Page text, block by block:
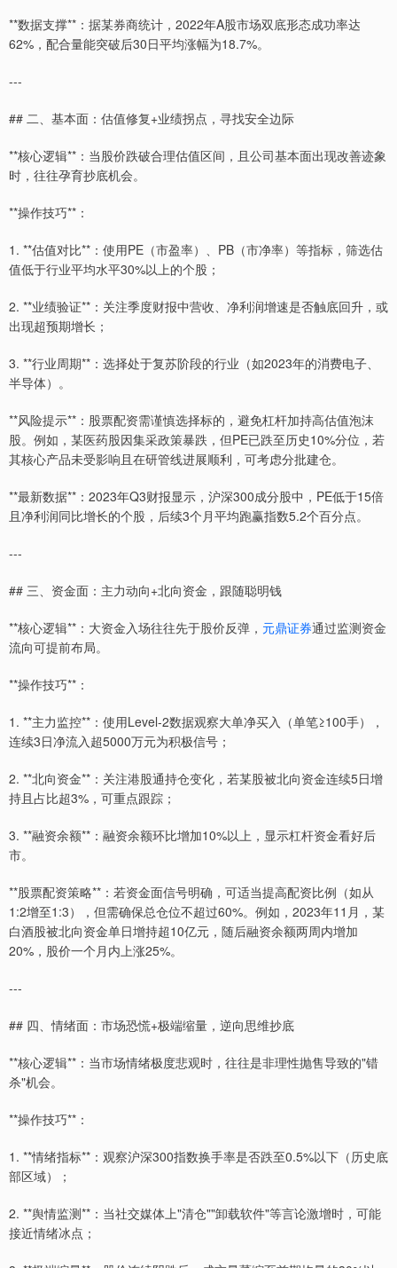
**数据支撑**：据某券商统计，2022年A股市场双底形态成功率达
62%，配合量能突破后30日平均涨幅为18.7%。
---
## 二、基本面：估值修复+业绩拐点，寻找安全边际
**核心逻辑**：当股价跌破合理估值区间，且公司基本面出现改善迹象
时，往往孕育抄底机会。
**操作技巧**：
1. **估值对比**：使用PE（市盈率）、PB（市净率）等指标，筛选估
值低于行业平均水平30%以上的个股；
2. **业绩验证**：关注季度财报中营收、净利润增速是否触底回升，或
出现超预期增长；
3. **行业周期**：选择处于复苏阶段的行业（如2023年的消费电子、
半导体）。
**风险提示**：股票配资需谨慎选择标的，避免杠杆加持高估值泡沫
股。例如，某医药股因集采政策暴跌，但PE已跌至历史10%分位，若
其核心产品未受影响且在研管线进展顺利，可考虑分批建仓。
**最新数据**：2023年Q3财报显示，沪深300成分股中，PE低于15倍
且净利润同比增长的个股，后续3个月平均跑赢指数5.2个百分点。
---
## 三、资金面：主力动向+北向资金，跟随聪明钱
**核心逻辑**：大资金入场往往先于股价反弹， 元鼎证券通过监测资金
流向可提前布局。
**操作技巧**：
1. **主力监控**：使用Level-2数据观察大单净买入（单笔≥100手），
连续3日净流入超5000万元为积极信号；
2. **北向资金**：关注港股通持仓变化，若某股被北向资金连续5日增
持且占比超3%，可重点跟踪；
3. **融资余额**：融资余额环比增加10%以上，显示杠杆资金看好后
市。
**股票配资策略**：若资金面信号明确，可适当提高配资比例（如从
1:2增至1:3），但需确保总仓位不超过60%。例如，2023年11月，某
白酒股被北向资金单日增持超10亿元，随后融资余额两周内增加
20%，股价一个月内上涨25%。
---
## 四、情绪面：市场恐慌+极端缩量，逆向思维抄底
**核心逻辑**：当市场情绪极度悲观时，往往是非理性抛售导致的"错
杀"机会。
**操作技巧**：
1. **情绪指标**：观察沪深300指数换手率是否跌至0.5%以下（历史底
部区域）；
2. **舆情监测**：当社交媒体上"清仓""卸载软件"等言论激增时，可能
接近情绪冰点；